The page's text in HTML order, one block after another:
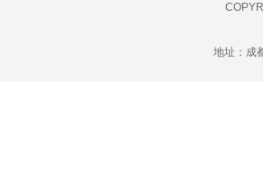
地址：成